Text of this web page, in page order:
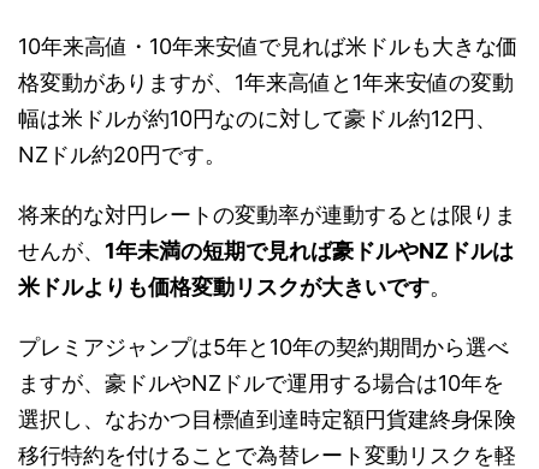
10年来高値・10年来安値で見れば米ドルも大きな価
格変動がありますが、1年来高値と1年来安値の変動
幅は米ドルが約10円なのに対して豪ドル約12円、
NZドル約20円です。
将来的な対円レートの変動率が連動するとは限りま
せんが、 1年未満の短期で見れば豪ドルやNZドルは
米ドルよりも価格変動リスクが大きいです。
プレミアジャンプは5年と10年の契約期間から選べ
ますが、豪ドルやNZドルで運用する場合は10年を
選択し、なおかつ目標値到達時定額円貨建終身保険
移行特約を付けることで為替レート変動リスクを軽